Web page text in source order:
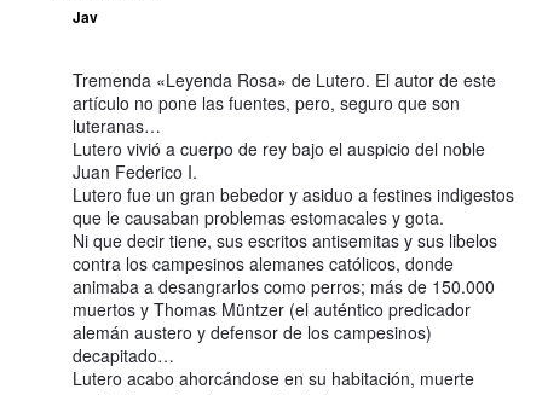
Jav
Tremenda «Leyenda Rosa» de Lutero. El autor de este
artículo no pone las fuentes, pero, seguro que son
luteranas…
Lutero vivió a cuerpo de rey bajo el auspicio del noble
Juan Federico I.
Lutero fue un gran bebedor y asiduo a festines indigestos
que le causaban problemas estomacales y gota.
Ni que decir tiene, sus escritos antisemitas y sus libelos
contra los campesinos alemanes católicos, donde
animaba a desangrarlos como perros; más de 150.000
muertos y Thomas Müntzer (el auténtico predicador
alemán austero y defensor de los campesinos)
decapitado…
Lutero acabo ahorcándose en su habitación, muerte